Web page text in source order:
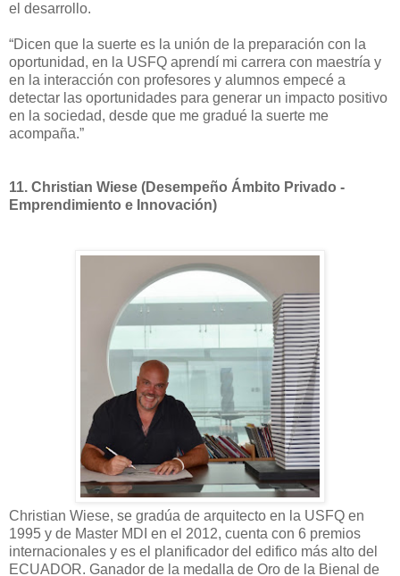
el desarrollo.
“Dicen que la suerte es la unión de la preparación con la
oportunidad, en la USFQ aprendí mi carrera con maestría y
en la interacción con profesores y alumnos empecé a
detectar las oportunidades para generar un impacto positivo
en la sociedad, desde que me gradué la suerte me
acompaña.”
11. Christian Wiese (Desempeño Ámbito Privado -
Emprendimiento e Innovación)
Christian Wiese, se gradúa de arquitecto en la USFQ en
1995 y de Master MDI en el 2012, cuenta con 6 premios
internacionales y es el planificador del edifico más alto del
ECUADOR. Ganador de la medalla de Oro de la Bienal de